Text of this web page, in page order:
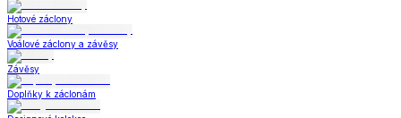
Hotové záclony
Voálové záclony a závěsy
Závěsy
Doplňky k záclonám